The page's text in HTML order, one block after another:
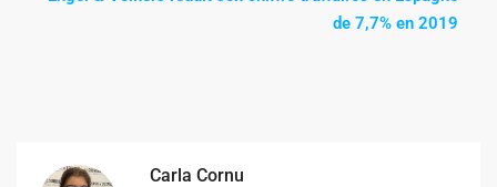
de 7,7% en 2019
Carla Cornu